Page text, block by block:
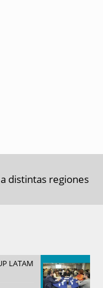
a distintas regiones
LATAM